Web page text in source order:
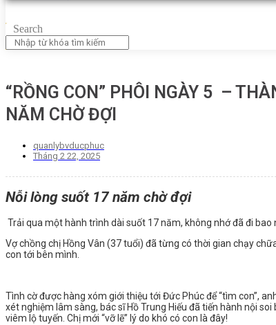
Search
“RỒNG CON” PHÔI NGÀY 5 –
NĂM CHỜ ĐỢI
quanlybvducphuc
Tháng 2 22, 2025
Nỗi lòng suốt 17 năm chờ đợi
Trải qua một hành trình dài suốt 17 năm, không nhớ đã đi
️Vợ chồng chị Hồng Vân (37 tuổi) đã từng có thời gian chạy
con tới bên mình.
Tình cờ được hàng xóm giới thiệu tới Đức Phúc để “tìm con”,
xét nghiệm lâm sàng, bác sĩ Hồ Trung Hiếu đã tiến hành nội
viêm lộ tuyến. Chị mới “vỡ lẽ” lý do khó có con là đây!